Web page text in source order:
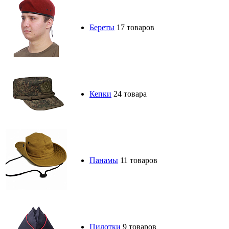
Береты 17 товаров
Кепки 24 товара
Панамы 11 товаров
Пилотки 9 товаров